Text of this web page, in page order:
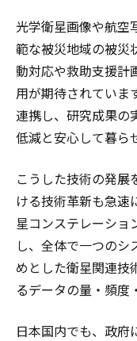
光学衛星画像や航空
範な被災地域の被災
動対応や救助支援計
用が期待されていま
連携し、研究成果の
低減と安心して暮ら
こうした技術の発展
ける技術革新も急速
星コンステレーショ
し、全体で一つのシ
めとした衛星関連技
るデータの量・頻度
日本国内でも、政府